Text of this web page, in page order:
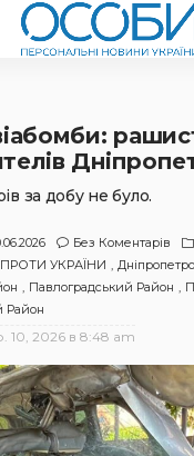
за добу не було.
Без Коментарів
УКРАЇНИ
Павлоградський Район
Район
10, 2026 в 8:48 am